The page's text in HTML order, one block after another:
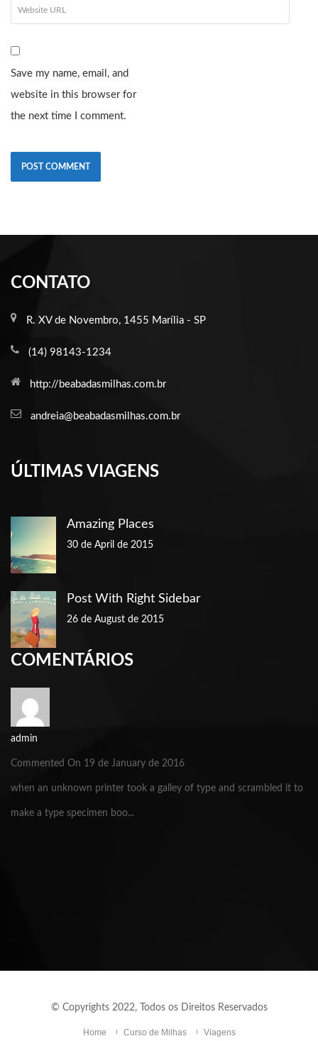
Save my name, email, and
website in this browser for
the next time I comment.
CONTATO
R. XV de Novembro, 1455 Marília - SP
(14) 98143-1234
http://beabadasmilhas.com.br
andreia@beabadasmilhas.com.br
ÚLTIMAS VIAGENS
Amazing Places
30 de April de 2015
Post With Right Sidebar
26 de August de 2015
COMENTÁRIOS
admin
Commented On 19 de January de 2016
when an unknown printer took a galley of type and scrambled it to
make a type specimen boo...
© Copyrights 2022, Todos os Direitos Reservados
Home Curso de Milhas Viagens